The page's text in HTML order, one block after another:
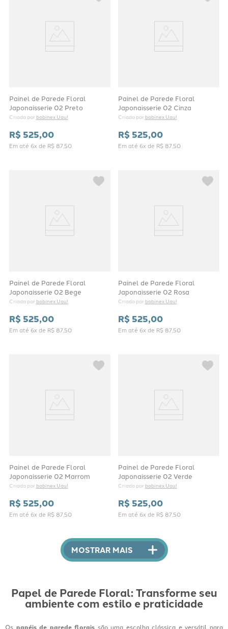
Painel de Parede Floral
Japonaisserie 02 Preto
Criado por bobinex Uau!
R$ 525,00
Em até 6x de R$ 87,50
Painel de Parede Floral
Japonaisserie 02 Cinza
Criado por bobinex Uau!
R$ 525,00
Em até 6x de R$ 87,50
Painel de Parede Floral
Japonaisserie 02 Bege
Criado por bobinex Uau!
R$ 525,00
Em até 6x de R$ 87,50
Painel de Parede Floral
Japonaisserie 02 Rosa
Criado por bobinex Uau!
R$ 525,00
Em até 6x de R$ 87,50
Painel de Parede Floral
Japonaisserie 02 Marrom
Criado por bobinex Uau!
R$ 525,00
Em até 6x de R$ 87,50
Painel de Parede Floral
Japonaisserie 02 Verde
Criado por bobinex Uau!
R$ 525,00
Em até 6x de R$ 87,50
MOSTRAR MAIS
Papel de Parede Floral: Transforme seu
ambiente com estilo e praticidade
Os papéis de parede florais são uma escolha clássica e versátil para